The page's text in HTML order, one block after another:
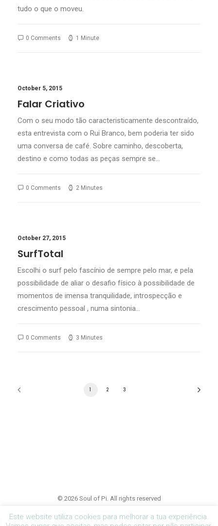
tudo o que o moveu.
0 Comments 1 Minute
October 5, 2015
Falar Criativo
Com o seu modo tão caracteristicamente descontraído,
esta entrevista com o Rui Branco, bem poderia ter sido
uma conversa de café. Sobre caminho, descoberta,
destino e como todas as peças sempre se…
0 Comments 2 Minutes
October 27, 2015
SurfTotal
Escolhi o surf pelo fascínio de sempre pelo mar, e pela
possibilidade de aliar o desafio físico à possibilidade de
momentos de imensa tranquilidade, introspecção e
crescimento pessoal , numa sintonia…
0 Comments 3 Minutes
1 2 3
© 2026 Soul of Pi. All rights reserved
Este website utiliza cookies para melhorar a tua experiência.